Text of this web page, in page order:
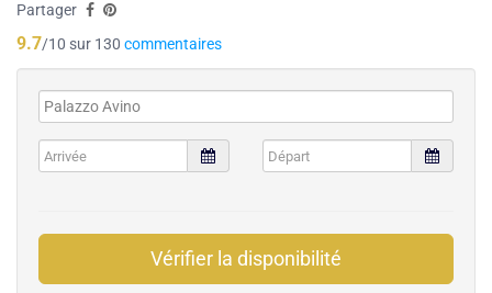
Partager
9.7/10 sur 130 commentaires
Vérifier la disponibilité